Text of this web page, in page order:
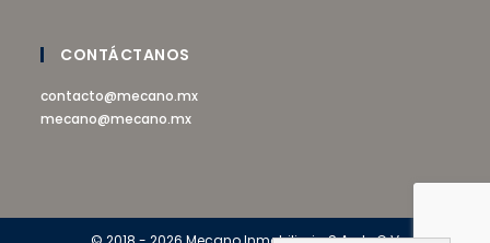
CONTÁCTANOS
contacto@mecano.mx
mecano@mecano.mx